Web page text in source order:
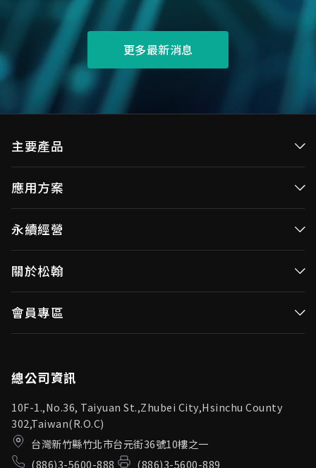
更多最新消息
主要產品
視訊/影像控制器
無線視頻傳輸
OID產品(Optical ID)
應用方案
視訊／影像控制器
無線視頻傳輸
永續經營
投資人專區
利害關係人
關於松翰
會員專區
總公司資訊
10F-1.,No.36, Taiyuan St.,Zhubei City,Hsinchu County
302,Taiwan(R.O.C)
台灣新竹縣竹北市台元街36號10樓之一
(886)3-5600-888
(886)3-5600-889